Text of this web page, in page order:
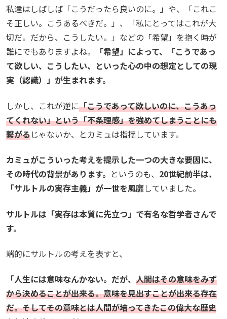
私達はしばしば「こうだったら良いのに。」や、「これこ
そ正しい。こうあるべきだ。」、「私にとってはこれが大
切だ。だから、こうしたい。」などの「希望」を抱く時が
誰にでもありますよね。
「希望」によって、「こうであっ
て欲しい、こうしたい、といった心の中の想定としての現
実（認識）」が生まれます。
しかし、これが逆に「こうであって欲しいのに、こうあっ
てくれない」という「不条理感」を強めてしまうことにも
繋がるじゃないか、とカミュは指摘しています。
カミュがこういった考えを提示した一つの大きな要因に、
その時代の背景があります。 というのも、 20世紀前半は、
「サルトルの実存主義」が一世を風靡していました。
サルトルは「実存は本質に先立つ」で有名な哲学者さんで
す。
端的にサルトルの考えを表すと、
「人生には意味なんかない。だが、 人間はその意味をみず
から決めることが出来る。意味を見出すことが出来る存在
だ。そしてその意味とは人間が培ってきたこの偉大な歴史